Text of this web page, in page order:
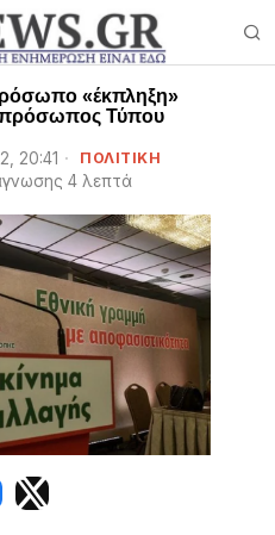
«έκπληξη»
Τύπου
20:41 ΠΟΛΙΤΙΚΗ
4 λεπτά